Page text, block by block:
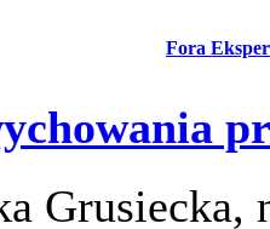
Fora
Grusiecka,